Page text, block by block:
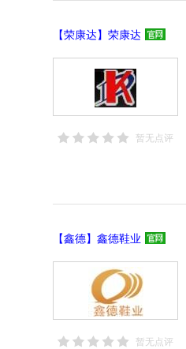
【荣康达】荣康达
暂无点评
【鑫德】鑫德鞋业
暂无点评